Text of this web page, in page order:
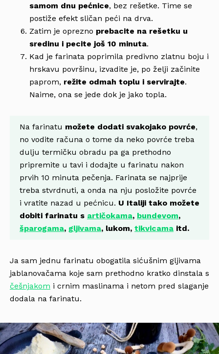
samom dnu pećnice, bez rešetke. Time se
postiže efekt sličan peći na drva.
Zatim je oprezno prebacite na rešetku u
sredinu i pecite još 10 minuta.
Kad je farinata poprimila predivno zlatnu boju i
hrskavu površinu, izvadite je, po želji začinite
paprom, režite odmah toplu i servirajte.
Naime, ona se jede dok je jako topla.
Na farinatu možete dodati svakojako povrće,
no vodite računa o tome da neko povrće treba
dulju termičku obradu pa ga prethodno
pripremite u tavi i dodajte u farinatu nakon
prvih 10 minuta pečenja. Farinata se najprije
treba stvrdnuti, a onda na nju posložite povrće
i vratite nazad u pećnicu. U Italiji tako možete
dobiti farinatu s artičokama, bundevom,
šparogama, gljivama, lukom, tikvicama itd.
Ja sam jednu farinatu obogatila sićušnim gljivama
jablanovačama koje sam prethodno kratko dinstala s
češnjakom i crnim maslinama i netom pred slaganje
dodala na farinatu.